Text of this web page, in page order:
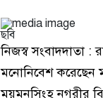
ছবি
নিজস্ব সংবাদদাতা :
মনোনিবেশ করেছেন
ময়মনসিংহ নগরীর